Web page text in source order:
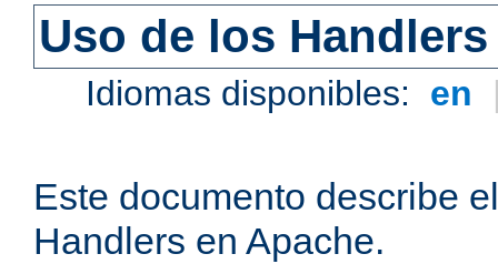
Uso de los
Idiomas disponibles: en
Este documento describe
Handlers en Apache.